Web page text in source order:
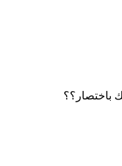
باختصار؟؟